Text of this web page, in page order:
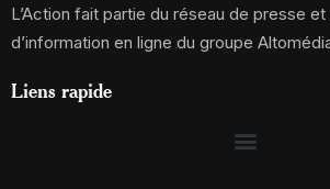
L’Action fait partie du réseau de presse
d’information en ligne du groupe
Liens rapide